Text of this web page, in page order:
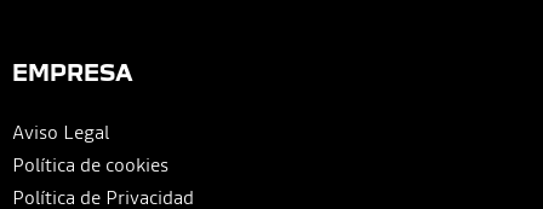
EMPRESA
Aviso Legal
Política de cookies
Política de Privacidad